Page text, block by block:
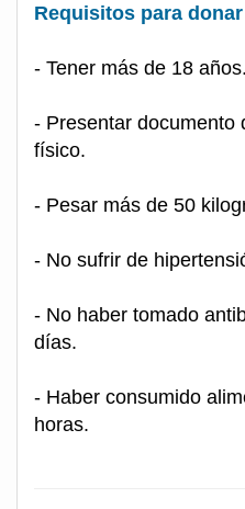
Requisitos para
- Tener más de 18 años.
- Presentar documento
físico.
- Pesar más de 50
- No sufrir de
- No haber tomado
días.
- Haber consumido
horas.